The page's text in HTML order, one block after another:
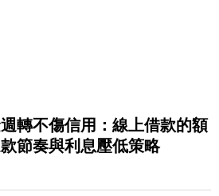
週轉不傷信用：線上借款的額
節奏與利息壓低策略